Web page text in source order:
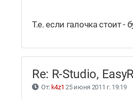
Т.е. если галочка стоит -
Re: R-Studio,
От: k4z1 25 июня 2011 г. 19:19